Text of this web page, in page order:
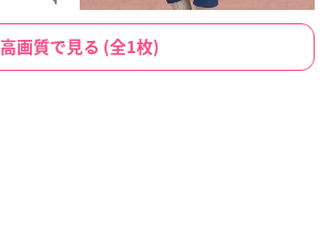
高画質で見る (全1枚)